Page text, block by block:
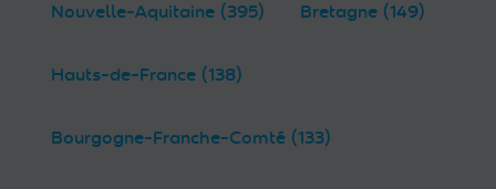
Nouvelle-Aquitaine (395) Bretagne (149)
Hauts-de-France (138)
Bourgogne-Franche-Comté (133)